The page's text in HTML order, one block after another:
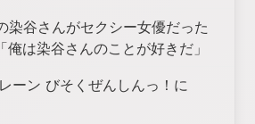
染谷さんがセクシー女優だった
俺は染谷さんのことが好きだ」
ーン びそくぜんしんっ！に